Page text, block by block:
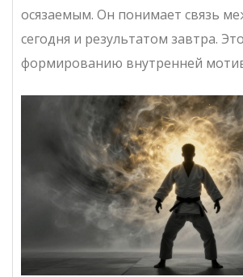
осязаемым. Он понимает связь
сегодня и результатом завтра.
формированию внутренней